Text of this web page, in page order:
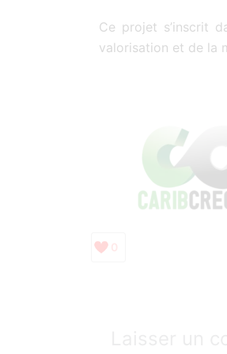
Ce projet s’inscrit
valorisation et de la